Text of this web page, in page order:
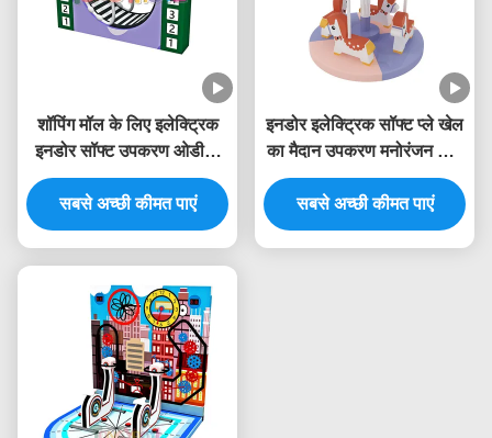
शॉपिंग मॉल के लिए इलेक्ट्रिक
इनडोर सॉफ्ट उपकरण ओडीएम
बच्चों के चलने की मशीन
सबसे अच्छी कीमत पाएं
इनडोर इलेक्ट्रिक सॉफ्ट प्ले खेल
का मैदान उपकरण मनोरंजन पार्क
खेल सेट बच्चों के लिए
सबसे अच्छी कीमत पाएं